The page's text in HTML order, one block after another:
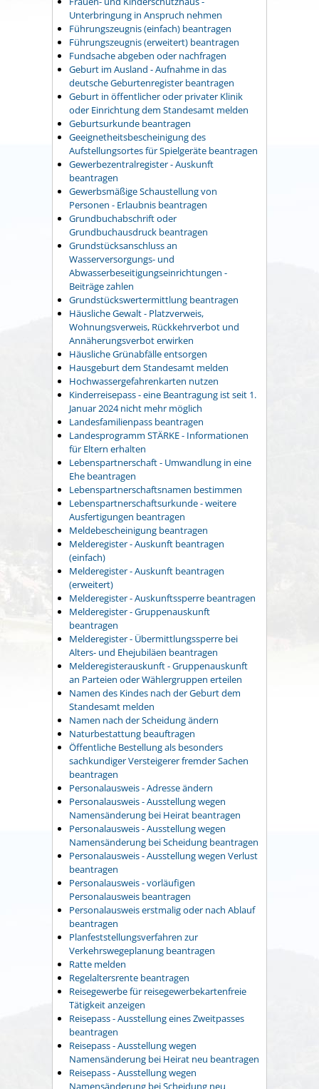
Unterbringung in Anspruch nehmen
Führungszeugnis (einfach) beantragen
Führungszeugnis (erweitert) beantragen
Fundsache abgeben oder nachfragen
Geburt im Ausland - Aufnahme in das
deutsche Geburtenregister beantragen
Geburt in öffentlicher oder privater Klinik
oder Einrichtung dem Standesamt melden
Geburtsurkunde beantragen
Geeignetheitsbescheinigung des
Aufstellungsortes für Spielgeräte beantragen
Gewerbezentralregister - Auskunft
beantragen
Gewerbsmäßige Schaustellung von
Personen - Erlaubnis beantragen
Grundbuchabschrift oder
Grundbuchausdruck beantragen
Grundstücksanschluss an
Wasserversorgungs- und
Abwasserbeseitigungseinrichtungen -
Beiträge zahlen
Grundstückswertermittlung beantragen
Häusliche Gewalt - Platzverweis,
Wohnungsverweis, Rückkehrverbot und
Annäherungsverbot erwirken
Häusliche Grünabfälle entsorgen
Hausgeburt dem Standesamt melden
Hochwassergefahrenkarten nutzen
Kinderreisepass - eine Beantragung ist seit 1.
Januar 2024 nicht mehr möglich
Landesfamilienpass beantragen
Landesprogramm STÄRKE - Informationen
für Eltern erhalten
Lebenspartnerschaft - Umwandlung in eine
Ehe beantragen
Lebenspartnerschaftsnamen bestimmen
Lebenspartnerschaftsurkunde - weitere
Ausfertigungen beantragen
Meldebescheinigung beantragen
Melderegister - Auskunft beantragen
(einfach)
Melderegister - Auskunft beantragen
(erweitert)
Melderegister - Auskunftssperre beantragen
Melderegister - Gruppenauskunft
beantragen
Melderegister - Übermittlungssperre bei
Alters- und Ehejubiläen beantragen
Melderegisterauskunft - Gruppenauskunft
an Parteien oder Wählergruppen erteilen
Namen des Kindes nach der Geburt dem
Standesamt melden
Namen nach der Scheidung ändern
Naturbestattung beauftragen
Öffentliche Bestellung als besonders
sachkundiger Versteigerer fremder Sachen
beantragen
Personalausweis - Adresse ändern
Personalausweis - Ausstellung wegen
Namensänderung bei Heirat beantragen
Personalausweis - Ausstellung wegen
Namensänderung bei Scheidung beantragen
Personalausweis - Ausstellung wegen Verlust
beantragen
Personalausweis - vorläufigen
Personalausweis beantragen
Personalausweis erstmalig oder nach Ablauf
beantragen
Planfeststellungsverfahren zur
Verkehrswegeplanung beantragen
Ratte melden
Regelaltersrente beantragen
Reisegewerbe für reisegewerbekartenfreie
Tätigkeit anzeigen
Reisepass - Ausstellung eines Zweitpasses
beantragen
Reisepass - Ausstellung wegen
Namensänderung bei Heirat neu beantragen
Reisepass - Ausstellung wegen
Namensänderung bei Scheidung neu